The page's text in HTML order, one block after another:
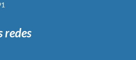
redes